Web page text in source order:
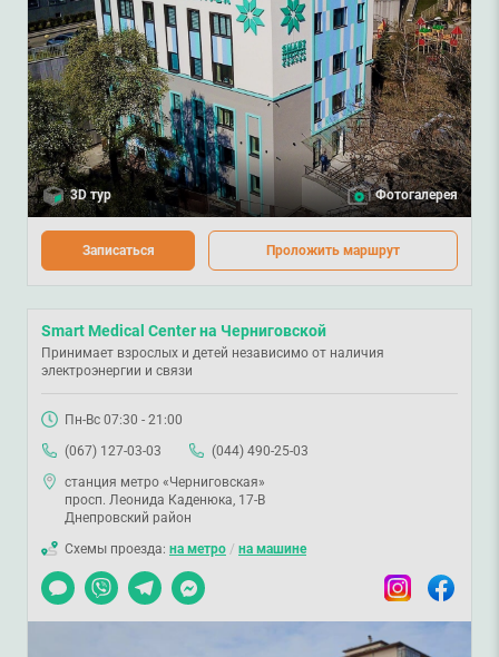
3D тур Фотогалерея
Записаться Проложить маршрут
Smart Medical Center на Черниговской
Принимает взрослых и детей независимо от наличия
электроэнергии и связи
Пн-Вс 07:30 - 21:00
(067) 127-03-03
(044) 490-25-03
станция метро «Черниговская»
просп. Леонида Каденюка, 17-В
Днепровский район
Схемы проезда: на метро / на машине
Чат
Viber TelegramMessenger InstagramFacebook